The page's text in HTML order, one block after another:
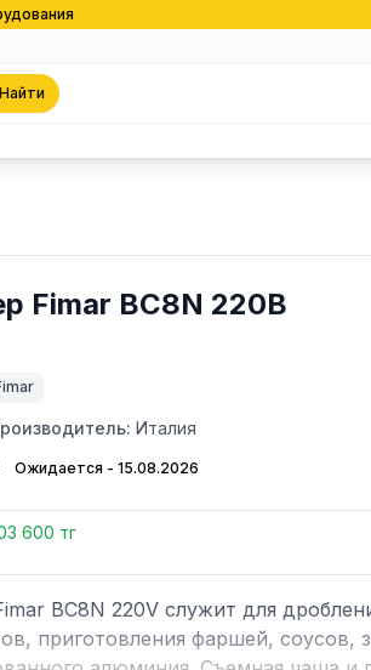
Найти
Fimar BC8N 220В
Италия
Ожидается - 15.08.2026
600 тг
BC8N 220V служит для
приготовления фаршей, соусов,